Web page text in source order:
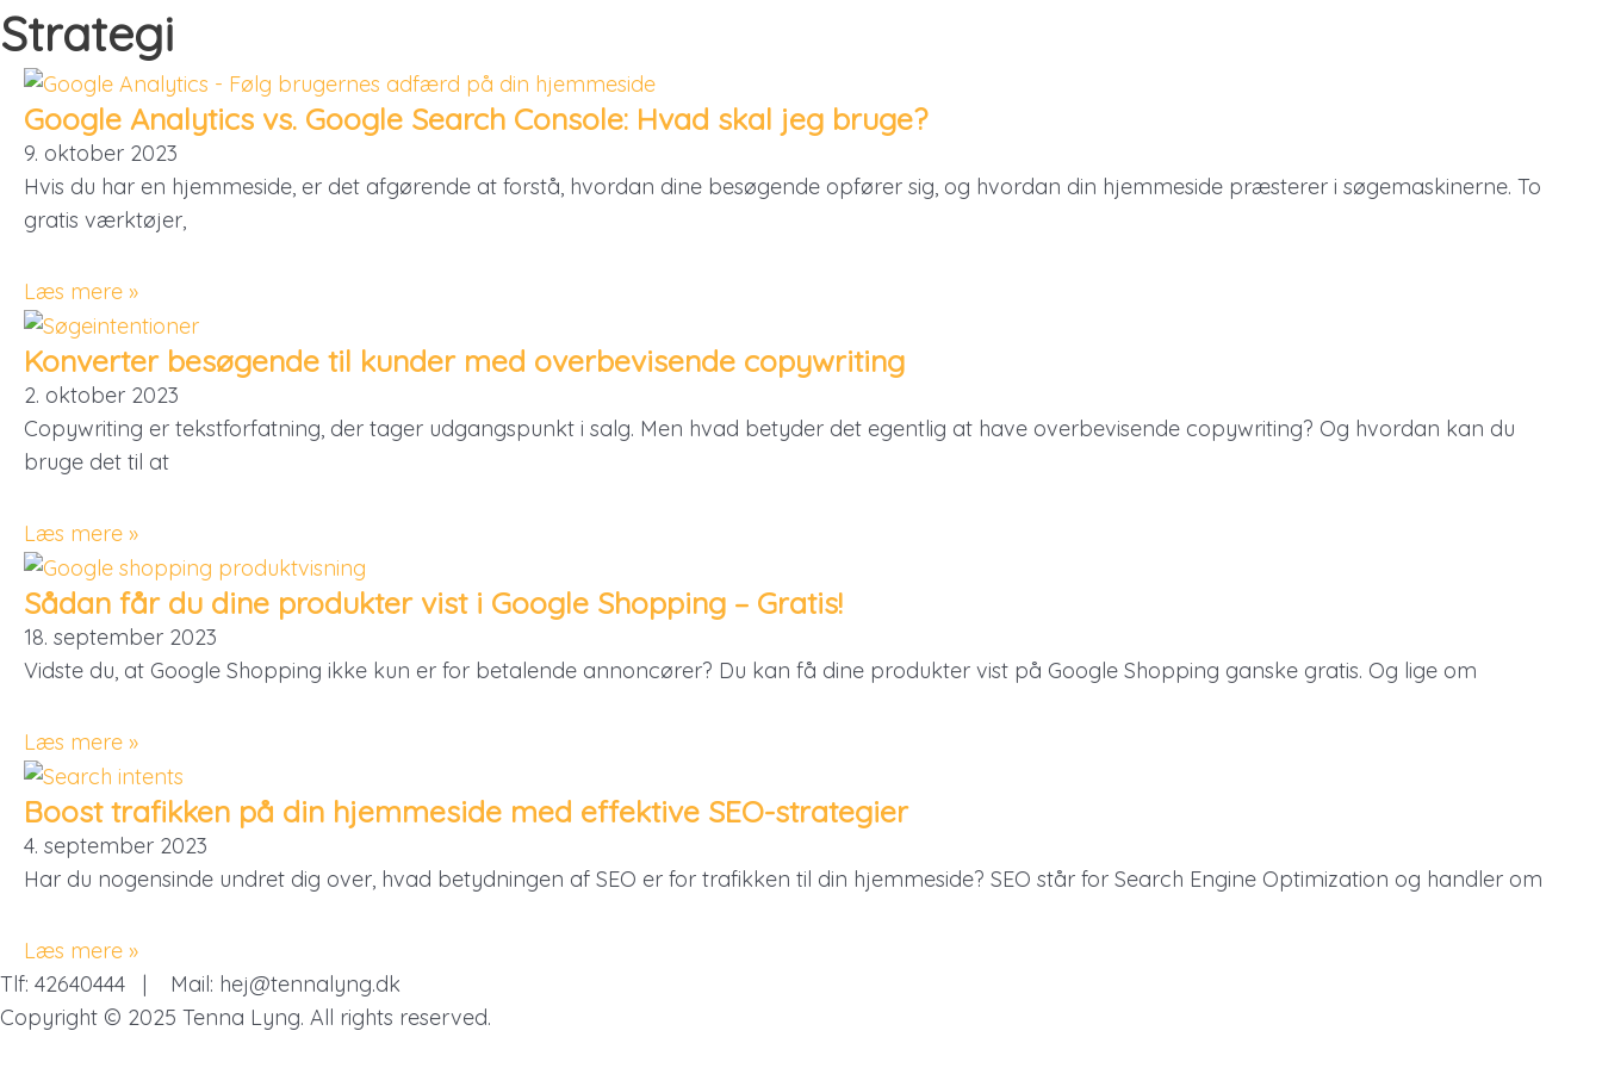
Gå
til
indholdet
Strategi
Google Analytics vs. Google Search Console: Hvad skal jeg bruge?
9. oktober 2023
Hvis du har en hjemmeside, er det afgørende at forstå, hvordan dine besøgende opfører sig, og hvordan din hjemmeside præsterer i søgemaskinerne. To
gratis værktøjer,
Læs mere »
Konverter besøgende til kunder med overbevisende copywriting
2. oktober 2023
Copywriting er tekstforfatning, der tager udgangspunkt i salg. Men hvad betyder det egentlig at have overbevisende copywriting? Og hvordan kan du
bruge det til at
Læs mere »
Sådan får du dine produkter vist i Google Shopping – Gratis!
18. september 2023
Vidste du, at Google Shopping ikke kun er for betalende annoncører? Du kan få dine produkter vist på Google Shopping ganske gratis. Og lige om
Læs mere »
Boost trafikken på din hjemmeside med effektive SEO-strategier
4. september 2023
Har du nogensinde undret dig over, hvad betydningen af SEO er for trafikken til din hjemmeside? SEO står for Search Engine Optimization og handler om
Læs mere »
Tlf: 42640444 | Mail: hej@tennalyng.dk
Copyright © 2025 Tenna Lyng. All rights reserved.